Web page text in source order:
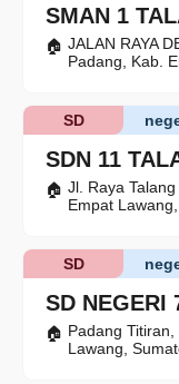
SMAN 1
JALAN RAYA
Padang, Kab.
SDN 11
SD
Jl. Raya
Empat
SD NEGERI
SD
Padang
Lawang,